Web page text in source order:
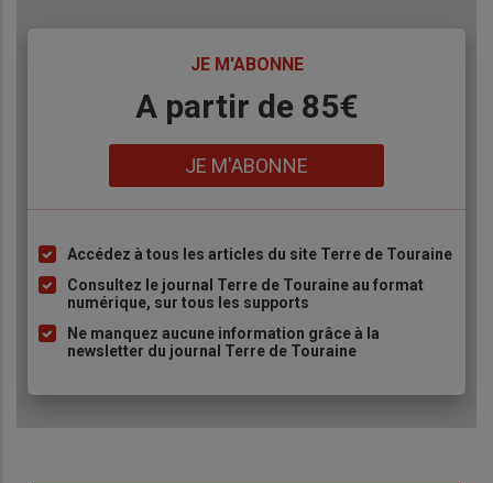
JE M'ABONNE
A partir de 85€
JE M'ABONNE
Liste
à
puce
Accédez à tous les articles du site Terre de Touraine
Consultez le journal Terre de Touraine au format
numérique, sur tous les supports
Ne manquez aucune information grâce à la
newsletter du journal Terre de Touraine